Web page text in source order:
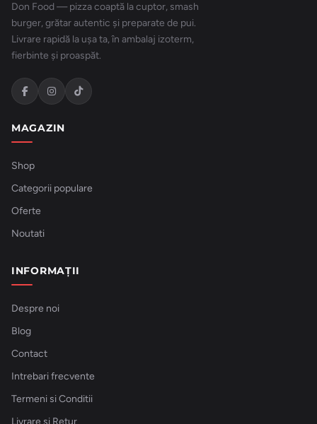
Don Food — pizza coaptă la cuptor, smash
burger, grătar autentic și preparate de pui.
Livrare rapidă la ușa ta, în ambalaj izoterm,
fierbinte și proaspăt.
MAGAZIN
Shop
Categorii populare
Oferte
Noutati
INFORMAȚII
Despre noi
Blog
Contact
Intrebari frecvente
Termeni si Conditii
Livrare si Retur